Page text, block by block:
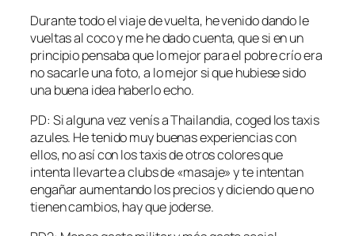
Durante todo el viaje de vuelta, he venido dando le
vueltas al coco y me he dado cuenta, que si en un
principio pensaba que lo mejor para el pobre crío era
no sacarle una foto, a lo mejor si que hubiese sido
una buena idea haberlo echo.
PD: Si alguna vez venís a Thailandia, coged los taxis
azules. He tenido muy buenas experiencias con
ellos, no así con los taxis de otros colores que
intenta llevarte a clubs de «masaje» y te intentan
engañar aumentando los precios y diciendo que no
tienen cambios, hay que joderse.